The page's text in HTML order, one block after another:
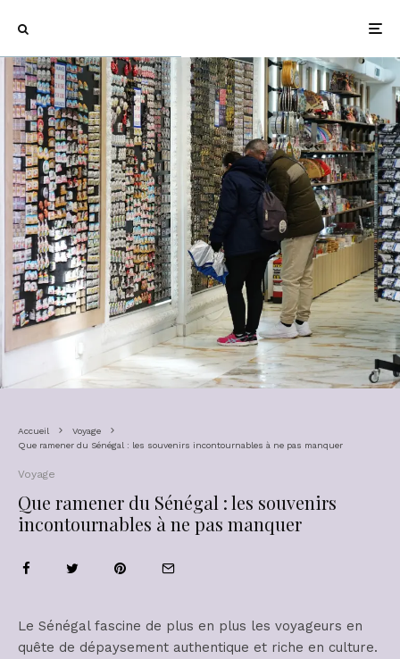
Accueil
Voyage
Que ramener du Sénégal : les souvenirs incontournables à ne pas manquer
Voyage
Que ramener du Sénégal : les souvenirs
incontournables à ne pas manquer
Le Sénégal fascine de plus en plus les voyageurs en
quête de dépaysement authentique et riche en culture.